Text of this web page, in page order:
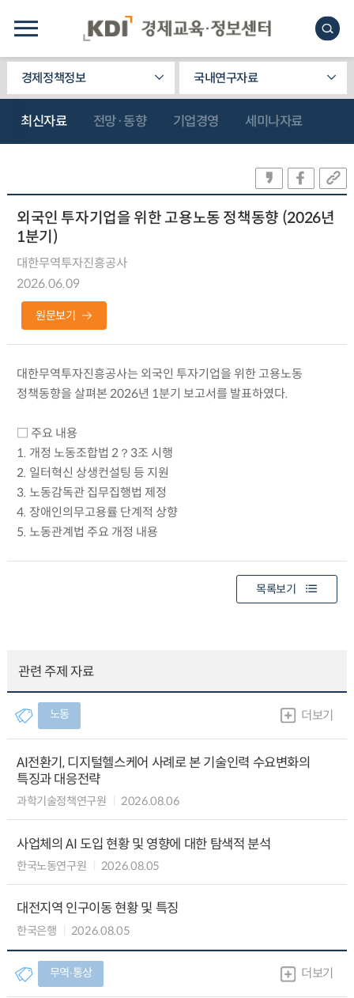
경제정책정보 국내연구자료
최신자료 전망·동향 기업경영 세미나자료
외국인 투자기업을 위한 고용노동 정책동향 (2026년
1분기)
대한무역투자진흥공사
2026.06.09
원문보기
대한무역투자진흥공사는 외국인 투자기업을 위한 고용노동
정책동향을 살펴본 2026년 1분기 보고서를 발표하였다.
□ 주요 내용
1. 개정 노동조합법 2？3조 시행
2. 일터혁신 상생컨설팅 등 지원
3. 노동감독관 집무집행법 제정
4. 장애인의무고용률 단계적 상향
5. 노동관계법 주요 개정 내용
목록보기
관련 주제 자료
노동 더보기
AI전환기, 디지털헬스케어 사례로 본 기술인력 수요변화의
특징과 대응전략
과학기술정책연구원 2026.08.06
사업체의 AI 도입 현황 및 영향에 대한 탐색적 분석
한국노동연구원 2026.08.05
대전지역 인구이동 현황 및 특징
한국은행 2026.08.05
무역∙통상 더보기